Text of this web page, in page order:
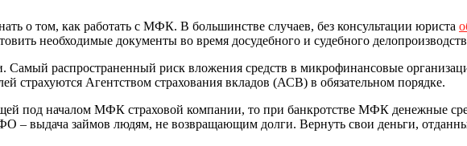
о том, как работать с МФК. В большинстве случаев, без консультации юриста
необходимые документы во время досудебного и судебного
распространенный риск вложения средств в микрофинансовые
страхуются Агентством страхования вкладов (АСВ) в обязательном порядке.
под началом МФК страховой компании, то при банкротстве МФК денежные
– выдача займов людям, не возвращающим долги. Вернуть свои деньги,